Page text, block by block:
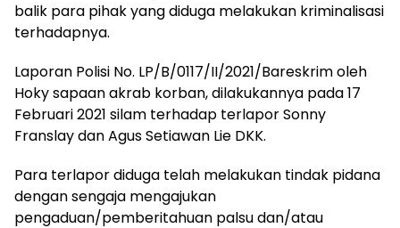
balik para pihak yang diduga melakukan kriminalisasi
terhadapnya.
Laporan Polisi No. LP/B/0117/II/2021/Bareskrim oleh
Hoky sapaan akrab korban, dilakukannya pada 17
Februari 2021 silam terhadap terlapor Sonny
Franslay dan Agus Setiawan Lie DKK.
Para terlapor diduga telah melakukan tindak pidana
dengan sengaja mengajukan
pengaduan/pemberitahuan palsu dan/atau